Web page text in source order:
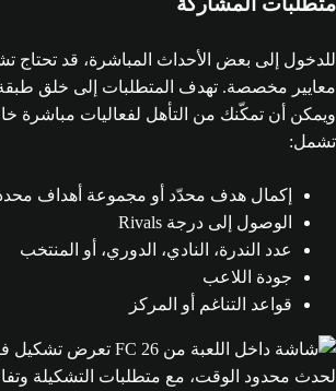
للدخول إلى بعض الأحداث المباشرة، قد تحتاج
معايير مخصصة. تهدف المتطلبات إلى خلق طبقة
ويمكن أن تمكّنك من التأهل لفعاليات مباشرة
تشمل:
إكمال هدف محدّد أو مجموعة أهداف
الوصول إلى درجة Rivals
عدد الندرة، النادي، الدوري، أو المنتخب
جودة اللاعب
قواعد التناغم أو المركز